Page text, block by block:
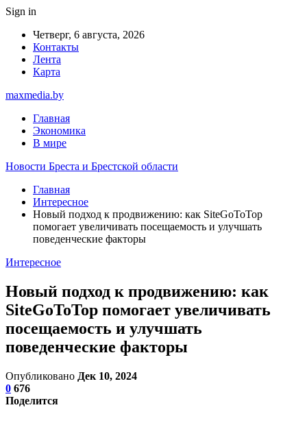
Sign in
Четверг, 6 августа, 2026
Контакты
Лента
Карта
maxmedia.by
Главная
Экономика
В мире
Новости Бреста и Брестской области
Главная
Интересное
Новый подход к продвижению: как SiteGoToTop
помогает увеличивать посещаемость и улучшать
поведенческие факторы
Интересное
Новый подход к продвижению: как
SiteGoToTop помогает увеличивать
посещаемость и улучшать
поведенческие факторы
Опубликовано Дек 10, 2024
0 676
Поделится